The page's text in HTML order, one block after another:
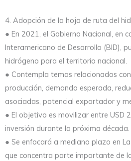
4. Adopción de la hoja de ruta del
● En 2021, el Gobierno Nacional, en
Interamericano de Desarrollo (BID),
hidrógeno para el territorio nacional.
● Contempla temas relacionados
producción, demanda esperada,
asociadas, potencial exportador y
● El objetivo es movilizar entre USD
inversión durante la próxima década.
● Se enfocará a mediano plazo en
que concentra parte importante de